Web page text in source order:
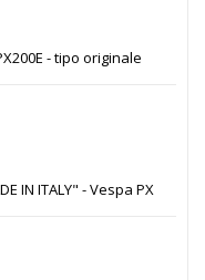
- tipo originale
IN ITALY" - Vespa PX